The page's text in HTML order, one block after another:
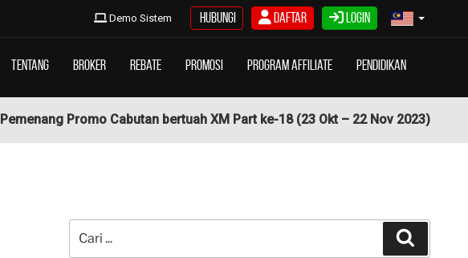
Tentang Broker Rebate Promosi Program Affiliate Pendidikan
Demo Sistem Login
Daftar
Hubungi
Pemenang Promo Cabutan bertuah XM Part ke-18 (23 Okt – 22 Nov 2023)
untuk: